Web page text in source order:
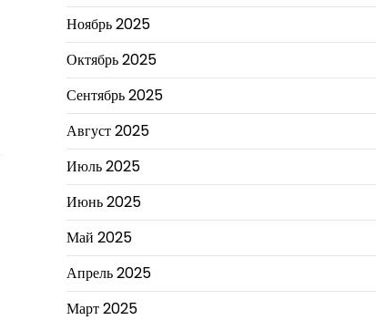
Ноябрь 2025
Октябрь 2025
Сентябрь 2025
Август 2025
Июль 2025
Июнь 2025
Май 2025
Апрель 2025
Март 2025